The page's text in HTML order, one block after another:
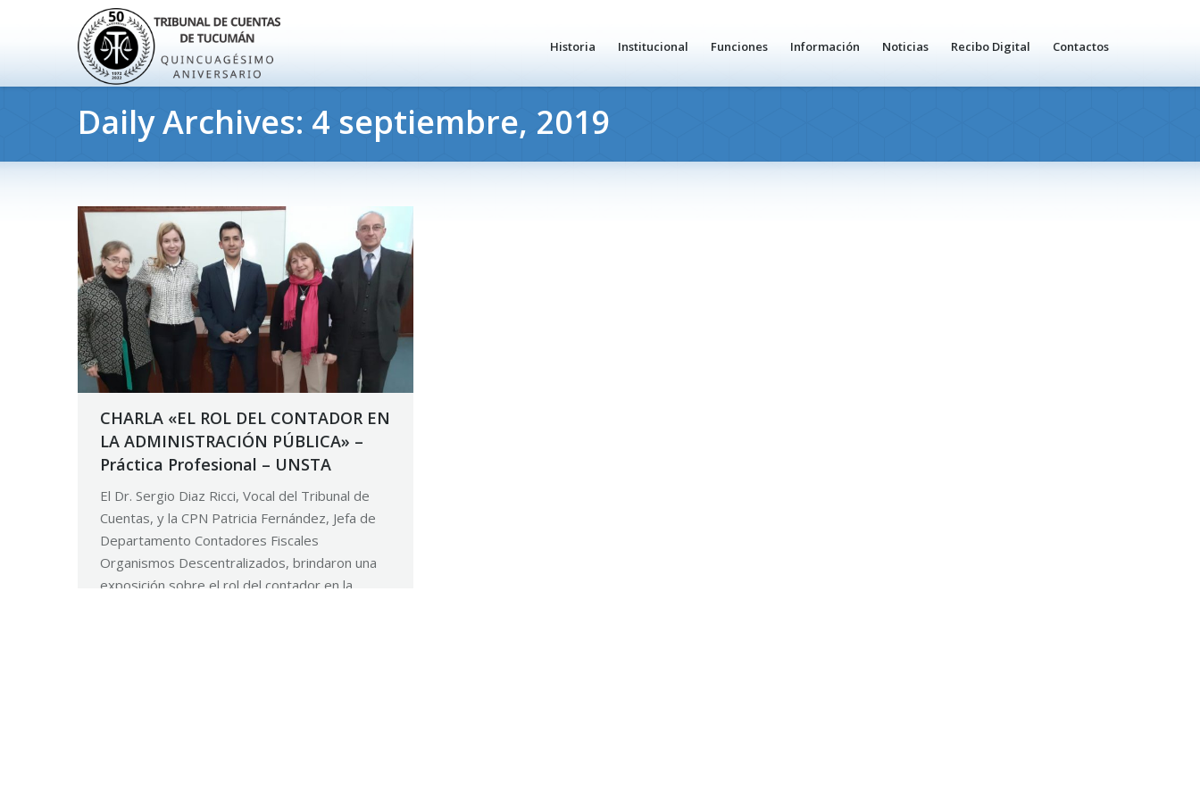
Historia Institucional Funciones Información Noticias Recibo Digital Contactos
Daily Archives: 4 septiembre, 2019
CHARLA «EL ROL DEL CONTADOR EN
LA ADMINISTRACIÓN PÚBLICA» –
Práctica Profesional – UNSTA
El Dr. Sergio Diaz Ricci, Vocal del Tribunal de
Cuentas, y la CPN Patricia Fernández, Jefa de
Departamento Contadores Fiscales
Organismos Descentralizados, brindaron una
exposición sobre el rol del contador en la